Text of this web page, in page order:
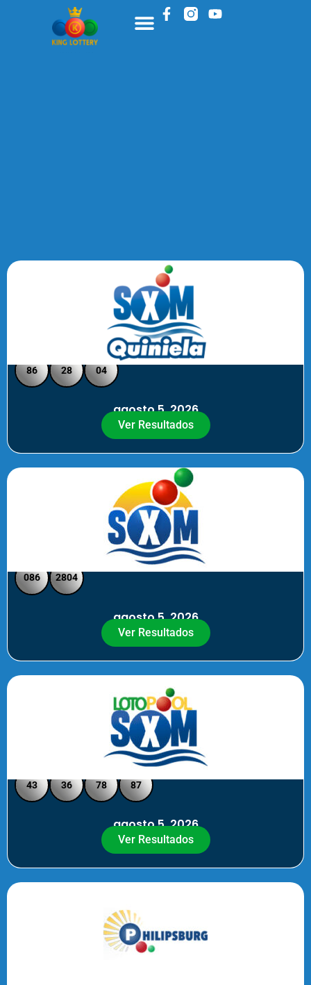
Quiniela SXM - Medio Día
86 28 04
agosto 5, 2026
Ver Resultados
SXM Medio día - Pick 3 Pick 4
086 2804
agosto 5, 2026
Ver Resultados
Loto Pool SXM - Medio Día
43 36 78 87
agosto 5, 2026
Ver Resultados